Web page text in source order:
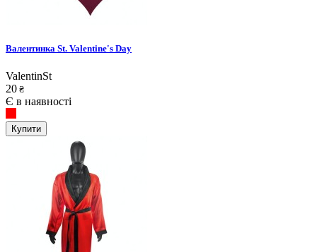
Валентинка St. Valentine's Day
ValentinSt
20 ₴
Є в наявності
Купити